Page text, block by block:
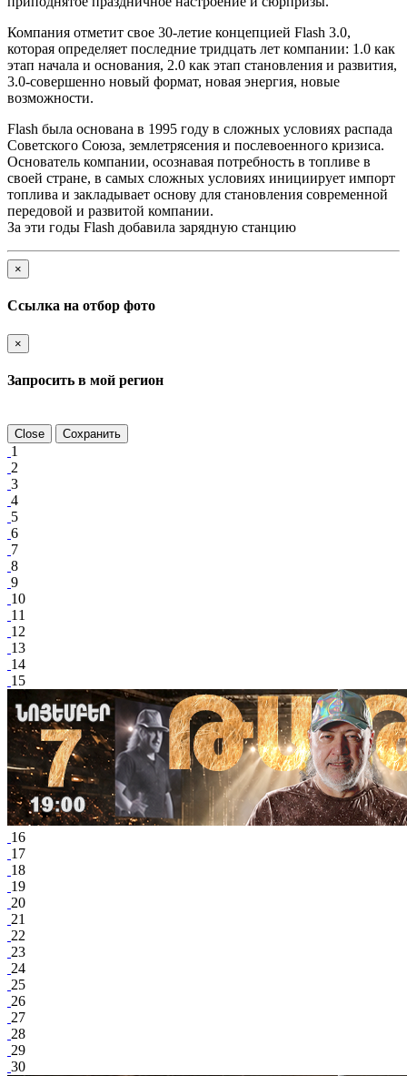
Компания отметит свое 30-летие концепцией Flash 3.0,
которая определяет последние тридцать лет компании: 1.0 как
этап начала и основания, 2.0 как этап становления и развития,
3.0-совершенно новый формат, новая энергия, новые
возможности.
Flash была основана в 1995 году в сложных условиях распада
Советского Союза, землетрясения и послевоенного кризиса.
Основатель компании, осознавая потребность в топливе в
своей стране, в самых сложных условиях инициирует импорт
топлива и закладывает основу для становления современной
передовой и развитой компании.
За эти годы Flash добавила зарядную станцию
×
Ссылка на отбор фото
×
Запросить в мой регион
Close Сохранить
1
2
3
4
5
6
7
8
9
10
11
12
13
14
15
16
17
18
19
20
21
22
23
24
25
26
27
28
29
30